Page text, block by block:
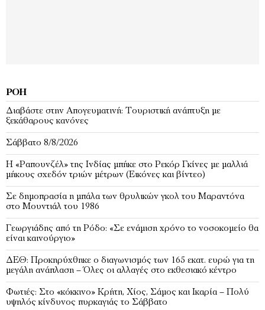
ΡΟΉ
Διαβάστε στην Απογευματινή: Τουριστική ανάπτυξη με
ξεκάθαρους κανόνες
Σάββατο 8/8/2026
Η «Ραπουνζέλ» της Ινδίας μπήκε στο Ρεκόρ Γκίνες με μαλλιά
μήκους σχεδόν τριών μέτρων (Εικόνες και βίντεο)
Σε δημοπρασία η μπάλα των θρυλικών γκολ του Μαραντόνα
στο Μουντιάλ του 1986
Γεωργιάδης από τη Ρόδο: «Σε ενάμιση χρόνο το νοσοκομείο θα
είναι καινούργιο»
ΔΕΘ: Προκηρύχθηκε ο διαγωνισμός των 165 εκατ. ευρώ για τη
μεγάλη ανάπλαση – Όλες οι αλλαγές στο εκθεσιακό κέντρο
Φωτιές: Στο «κόκκινο» Κρήτη, Χίος, Σάμος και Ικαρία – Πολύ
υψηλός κίνδυνος πυρκαγιάς το Σάββατο